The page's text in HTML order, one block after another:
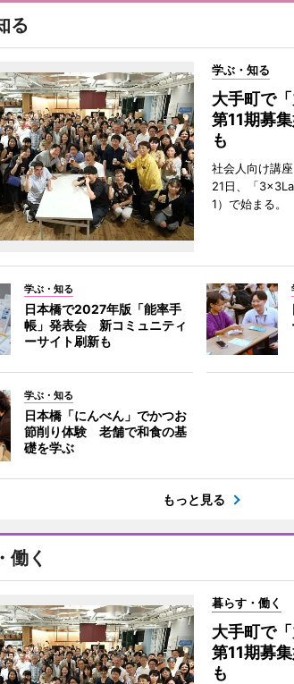
る
学ぶ・知る
大手町で
第11期募
も
社会人向け講
21日、「
1）で始まる。
学ぶ・知る
日本橋で2027年版「能率手
帳」発表会 新コミュニティ
ーサイト刷新も
学ぶ・知る
日本橋「にんべん」でかつお
節削り体験 老舗で和食の基
礎を学ぶ
もっと見る
働く
暮らす・働く
大手町で
第11期募
も